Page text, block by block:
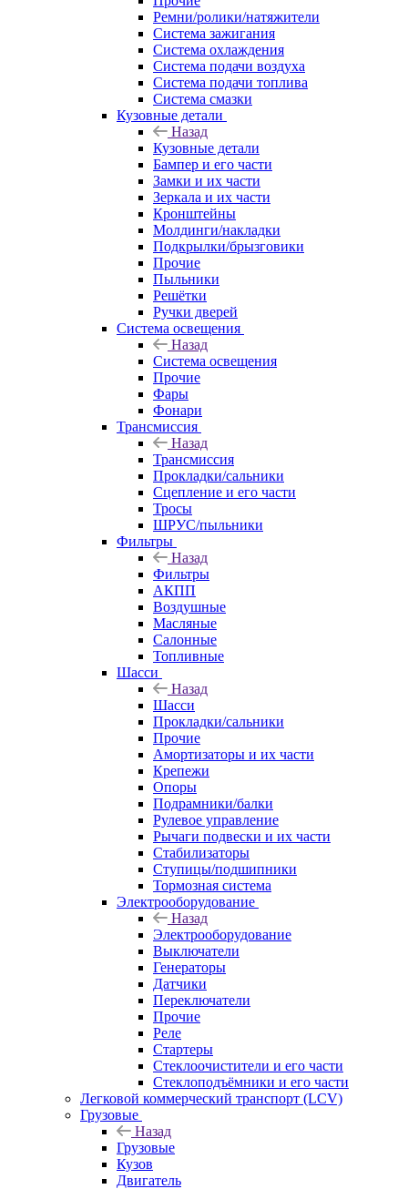
Ремни/ролики/натяжители
Система зажигания
Система охлаждения
Система подачи воздуха
Система подачи топлива
Система смазки
Кузовные детали
Назад
Кузовные детали
Бампер и его части
Замки и их части
Зеркала и их части
Кронштейны
Молдинги/накладки
Подкрылки/брызговики
Прочие
Пыльники
Решётки
Ручки дверей
Система освещения
Назад
Система освещения
Прочие
Фары
Фонари
Трансмиссия
Назад
Трансмиссия
Прокладки/сальники
Сцепление и его части
Тросы
ШРУС/пыльники
Фильтры
Назад
Фильтры
АКПП
Воздушные
Масляные
Салонные
Топливные
Шасси
Назад
Шасси
Прокладки/сальники
Прочие
Амортизаторы и их части
Крепежи
Опоры
Подрамники/балки
Рулевое управление
Рычаги подвески и их части
Стабилизаторы
Ступицы/подшипники
Тормозная система
Электрооборудование
Назад
Электрооборудование
Выключатели
Генераторы
Датчики
Переключатели
Прочие
Реле
Стартеры
Стеклоочистители и его части
Стеклоподъёмники и его части
Легковой коммерческий транспорт (LCV)
Грузовые
Назад
Грузовые
Кузов
Двигатель